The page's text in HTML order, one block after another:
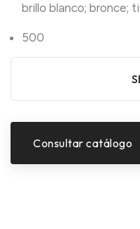
brillo blanco; bronce;
500
Consultar catálogo